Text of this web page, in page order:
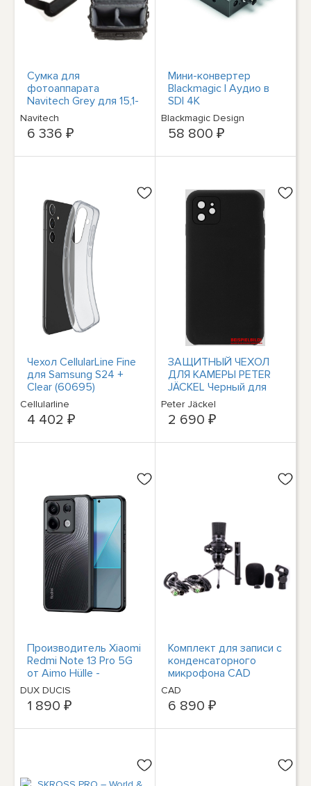
Сумка для
фотоаппарата
Navitech Grey для 15,1-
мегапиксельной
CMOS-камеры Canon
EOS Rebel T1i
Navitech
6 336 ₽
Мини-конвертер
Blackmagic | Аудио в
SDI 4K
Blackmagic Design
58 800 ₽
Чехол CellularLine Fine
для Samsung S24 +
Clear (60695)
#15526158
Cellularline
4 402 ₽
ЗАЩИТНЫЙ ЧЕХОЛ
ДЛЯ КАМЕРЫ PETER
JÄCKEL Черный для
Xiaomi Redmi Note 12 4
#35880014
Peter Jäckel
2 690 ₽
Производитель Xiaomi
Redmi Note 13 Pro 5G
от Aimo Hülle -
Schwarz
DUX DUCIS
1 890 ₽
Комплект для записи с
конденсаторного
микрофона CAD
GXL1800SP
CAD
6 890 ₽